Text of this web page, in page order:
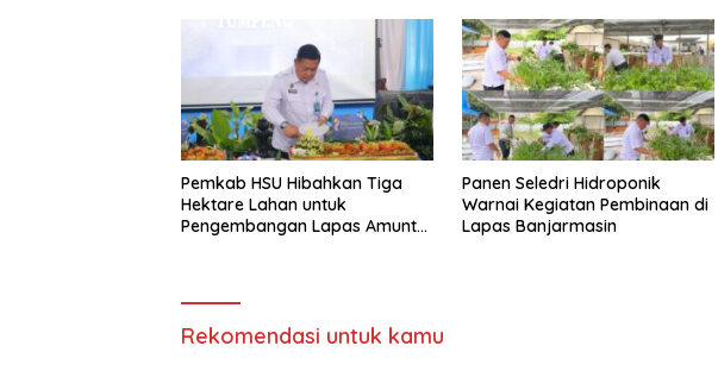
Pemkab HSU Hibahkan Tiga
Hektare Lahan untuk
Pengembangan Lapas Amuntai
Panen Seledri Hidroponik
Warnai Kegiatan Pembinaan di
Lapas Banjarmasin
Rekomendasi untuk kamu